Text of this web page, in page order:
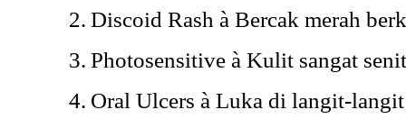
2. Discoid Rash à Bercak merah
3. Photosensitive à Kulit sangat
4. Oral Ulcers à Luka di langit-